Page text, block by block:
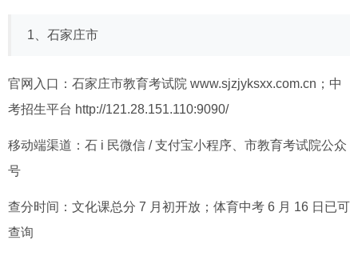
1、石家庄市
官网入口：石家庄市教育考试院 www.sjzjyksxx.com.cn ；中
考招生平台 http://121.28.151.110:9090/
移动端渠道：石 i 民微信 / 支付宝小程序、市教育考试院公众
号
查分时间：文化课总分 7 月初开放；体育中考 6 月 16 日已可
查询